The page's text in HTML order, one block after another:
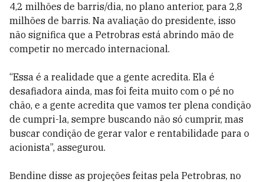
4,2 milhões de barris/dia, no plano anterior, para 2,8
milhões de barris. Na avaliação do presidente, isso
não significa que a Petrobras está abrindo mão de
competir no mercado internacional.
“Essa é a realidade que a gente acredita. Ela é
desafiadora ainda, mas foi feita muito com o pé no
chão, e a gente acredita que vamos ter plena condição
de cumpri-la, sempre buscando não só cumprir, mas
buscar condição de gerar valor e rentabilidade para o
acionista”, assegurou.
Bendine disse as projeções feitas pela Petrobras, no